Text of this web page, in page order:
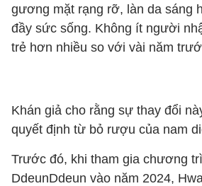
gương mặt rạng rỡ, làn da sáng
đầy sức sống. Không ít người
trẻ hơn nhiều so với vài năm
Khán giả cho rằng sự thay đổi
quyết định từ bỏ rượu của nam
Trước đó, khi tham gia chương
DdeunDdeun vào năm 2024,